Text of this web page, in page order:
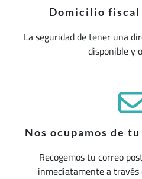
Domicilio fiscal
La seguridad de tener una
disponible y
Nos ocupamos de
Recogemos tu correo
inmediatamente a